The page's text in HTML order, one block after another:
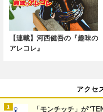
【連載】河西健吾の『趣味の
アレコレ』
アクセ
「モンチッチ」が